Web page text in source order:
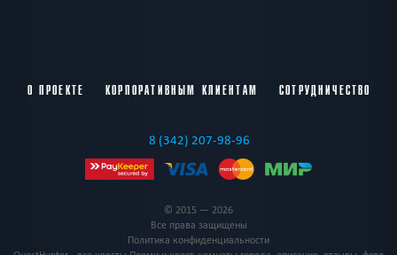
О ПРОЕКТЕ КОРПОРАТИВНЫМ КЛИЕНТАМ СОТРУДНИЧЕСТВО
8 (342) 207-98-96
© 2015 — 2026
Все права защищены
Политика конфиденциальности